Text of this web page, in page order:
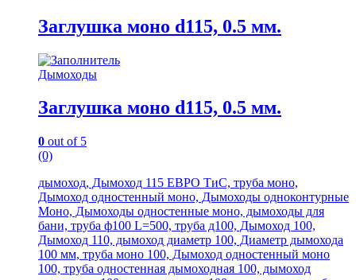
Заглушка моно d115, 0.5 мм.
Дымоходы
Заглушка моно d115, 0.5 мм.
0 out of 5
(0)
дымоход, Дымоход 115 ЕВРО ТиС, труба моно,
Дымоход одностенный моно, Дымоходы одноконтурные
Моно, Дымоходы одностенные моно, дымоходы для
бани, труба ф100 L=500, труба д100, Дымоход 100,
Дымоход 110, дымоход диаметр 100, Диаметр дымохода
100 мм, труба моно 100, Дымоход одностенный моно
100, труба одностенная дымоходная 100, дымоход